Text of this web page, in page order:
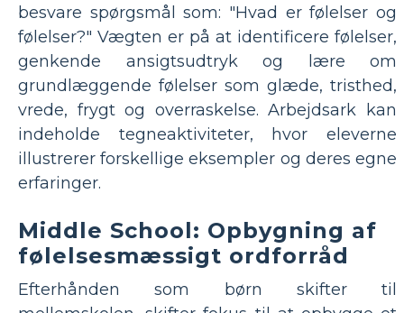
besvare spørgsmål som: "Hvad er følelser og
følelser?" Vægten er på at identificere følelser,
genkende ansigtsudtryk og lære om
grundlæggende følelser som glæde, tristhed,
vrede, frygt og overraskelse. Arbejdsark kan
indeholde tegneaktiviteter, hvor eleverne
illustrerer forskellige eksempler og deres egne
erfaringer.
Middle School: Opbygning af
følelsesmæssigt ordforråd
Efterhånden som børn skifter til